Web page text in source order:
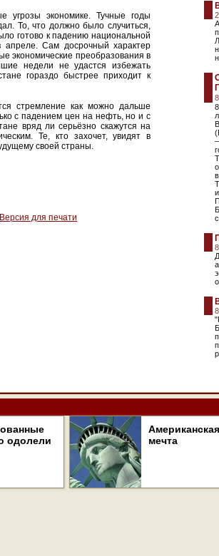
угрозы экономике. Тучные годы
То, что должно было случиться,
готово к падению национальной
апреле. Сам досрочный характер
экономические преобразования в
недели не удастся избежать
гораздо быстрее приходит к
стремление как можно дальше
с падением цен на нефть, но и с
вряд ли серьёзно скажутся на
Те, кто захочет, увидят в
своей страны.
Версия для печати
одолели
Американская
мечта